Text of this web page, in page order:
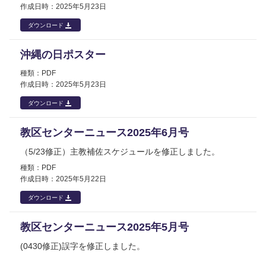
2025年5月23日
ダウンロード
沖縄の日ポスター
PDF
2025年5月23日
ダウンロード
教区センターニュース2025年6月号
（5/23修正）主教補佐スケジュールを修正しました。
PDF
2025年5月22日
ダウンロード
教区センターニュース2025年5月号
(0430修正)誤字を修正しました。